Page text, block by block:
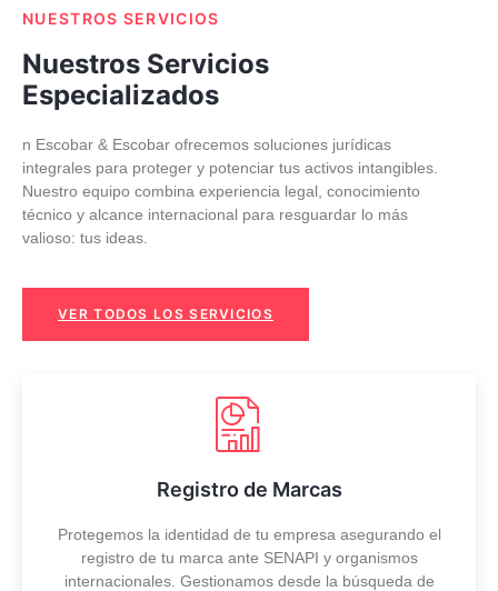
NUESTROS SERVICIOS
Nuestros Servicios
Especializados
n Escobar & Escobar ofrecemos soluciones jurídicas
integrales para proteger y potenciar tus activos intangibles.
Nuestro equipo combina experiencia legal, conocimiento
técnico y alcance internacional para resguardar lo más
valioso: tus ideas.
VER TODOS LOS SERVICIOS
Registro de Marcas
Protegemos la identidad de tu empresa asegurando el
registro de tu marca ante SENAPI y organismos
internacionales. Gestionamos desde la búsqueda de